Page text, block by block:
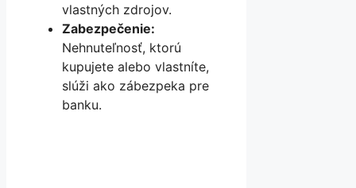
vlastných zdrojov.
Zabezpečenie:
Nehnuteľnosť, ktorú
kupujete alebo vlastníte,
slúži ako zábezpeka pre
banku.